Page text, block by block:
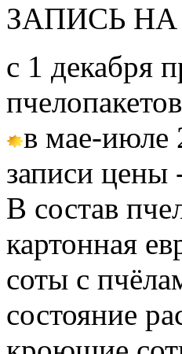
ЗАПИСЬ
с 1 декабря
в мае-июле
записи цены
В состав
картонная
соты с
состояние